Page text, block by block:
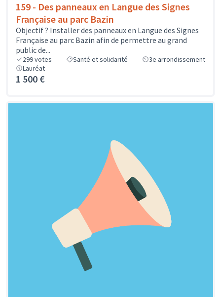
159 - Des panneaux en Langue des Signes
Française au parc Bazin
Objectif ? Installer des panneaux en Langue des Signes
Française au parc Bazin afin de permettre au grand
public de...
299votes Santé et solidarité
3e arrondissement
Lauréat
1 500 €